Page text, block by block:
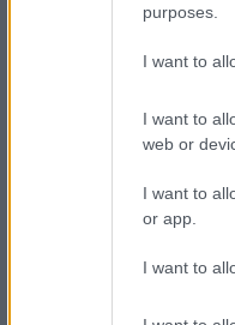
purposes.
I want to
I want to
web or
I want to
or app.
I want to